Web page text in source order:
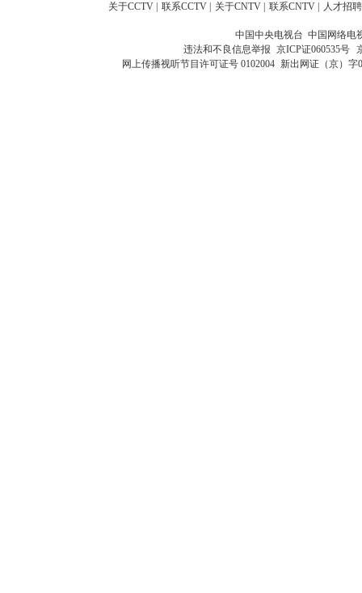
关于CCTV 联系CCTV 关于CNTV 联系CNTV 人才招聘
中国中央电视台 中国网络电
违法和不良信息举报 京ICP证060535号
网上传播视听节目许可证号 0102004 新出网证（京）